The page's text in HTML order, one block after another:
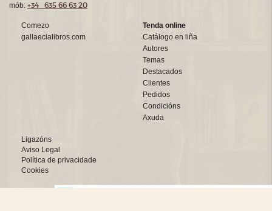
mób: +34 635 66 63 20
Comezo
gallaecialibros.com
Tenda online
Catálogo en liña
Autores
Temas
Destacados
Clientes
Pedidos
Condicións
Axuda
Ligazóns
Aviso Legal
Política de privacidade
Cookies